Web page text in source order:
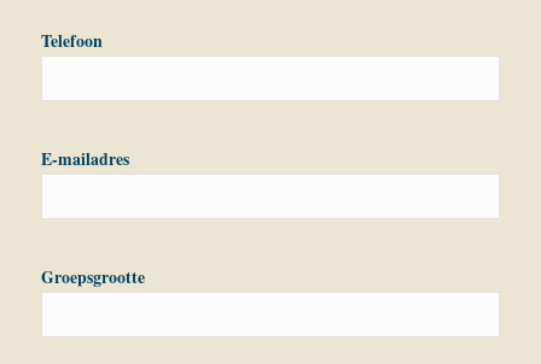
Telefoon
E-mailadres
Groepsgrootte